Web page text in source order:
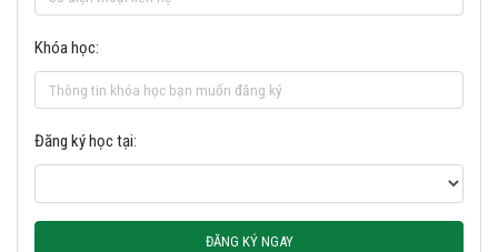
Khóa học:
Đăng ký học tại:
ĐĂNG KÝ NGAY